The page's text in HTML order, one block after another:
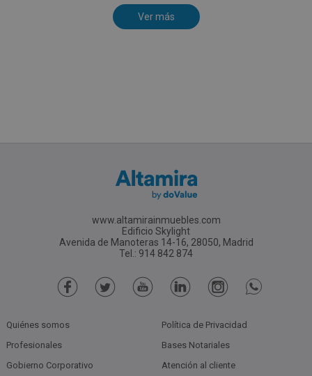
www.altamirainmuebles.com
Edificio Skylight
Avenida de Manoteras 14-16, 28050, Madrid
Tel.: 914 842 874
Quiénes somos
Profesionales
Gobierno Corporativo
Política de Privacidad
Bases Notariales
Atención al cliente